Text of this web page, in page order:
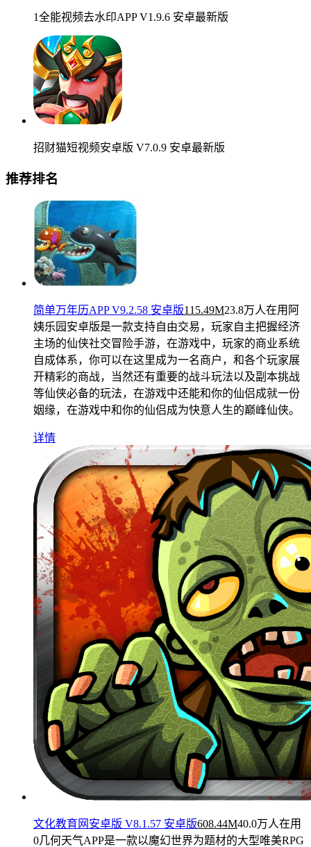
1全能视频去水印APP V1.9.6 安卓最新版
招财猫短视频安卓版 V7.0.9 安卓最新版
推荐排名
简单万年历APP V9.2.58 安卓版115.49M23.8万人在用 阿
姨乐园安卓版是一款支持自由交易，玩家自主把握经济
主场的仙侠社交冒险手游，在游戏中，玩家的商业系统
自成体系，你可以在这里成为一名商户，和各个玩家展
开精彩的商战，当然还有重要的战斗玩法以及副本挑战
等仙侠必备的玩法，在游戏中还能和你的仙侣成就一份
姻缘，在游戏中和你的仙侣成为快意人生的巅峰仙侠。
详情
文化教育网安卓版 V8.1.57 安卓版608.44M40.0万人在用
0几何天气APP是一款以魔幻世界为题材的大型唯美RPG